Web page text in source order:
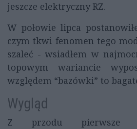
jeszcze elektryczny RZ.
W połowie lipca
czym tkwi fenomen tego
szaleć - wsiadłem w
topowym wariancie
względem “bazówki” to
Wygląd
Z przodu pierwsze